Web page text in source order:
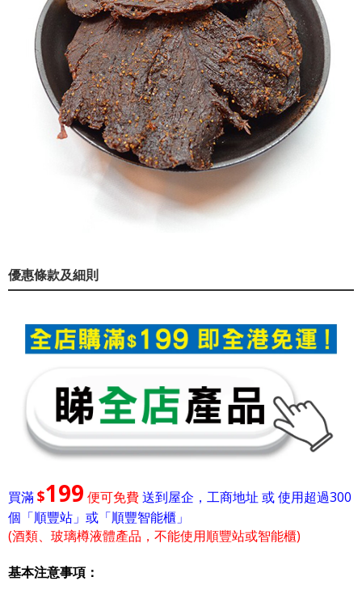
優惠條款及細則
買滿$199 便可免費送到屋企，工商地址 或 使用超過300
個「順豐站」或「順豐智能櫃」
(酒類、玻璃樽液體產品，不能使用順豐站或智能櫃)
基本注意事項：